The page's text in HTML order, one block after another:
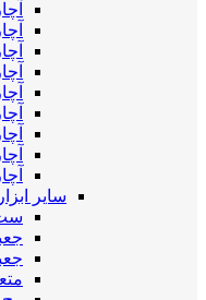
سایر
ست